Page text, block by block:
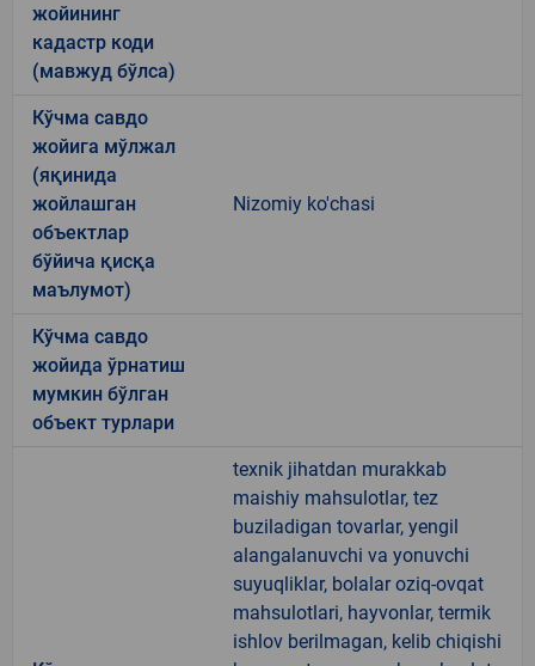
жойининг
кадастр коди
(мавжуд бўлса)
Кўчма савдо
жойига мўлжал
(яқинида
жойлашган
объектлар
бўйича қисқа
маълумот)
Nizomiy ko'chasi
Кўчма савдо
жойида ўрнатиш
мумкин бўлган
объект турлари
texnik jihatdan murakkab
maishiy mahsulotlar, tez
buziladigan tovarlar, yengil
alangalanuvchi va yonuvchi
suyuqliklar, bolalar oziq-ovqat
mahsulotlari, hayvonlar, termik
ishlov berilmagan, kelib chiqishi